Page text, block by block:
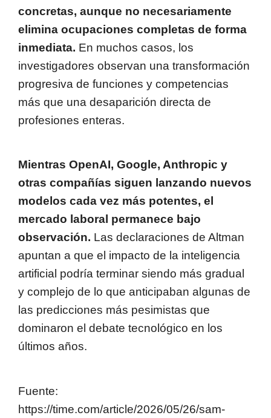
concretas, aunque no necesariamente
elimina ocupaciones completas de forma
inmediata. En muchos casos, los
investigadores observan una transformación
progresiva de funciones y competencias
más que una desaparición directa de
profesiones enteras.
Mientras OpenAI, Google, Anthropic y
otras compañías siguen lanzando nuevos
modelos cada vez más potentes, el
mercado laboral permanece bajo
observación. Las declaraciones de Altman
apuntan a que el impacto de la inteligencia
artificial podría terminar siendo más gradual
y complejo de lo que anticipaban algunas de
las predicciones más pesimistas que
dominaron el debate tecnológico en los
últimos años.
Fuente:
https://time.com/article/2026/05/26/sam-